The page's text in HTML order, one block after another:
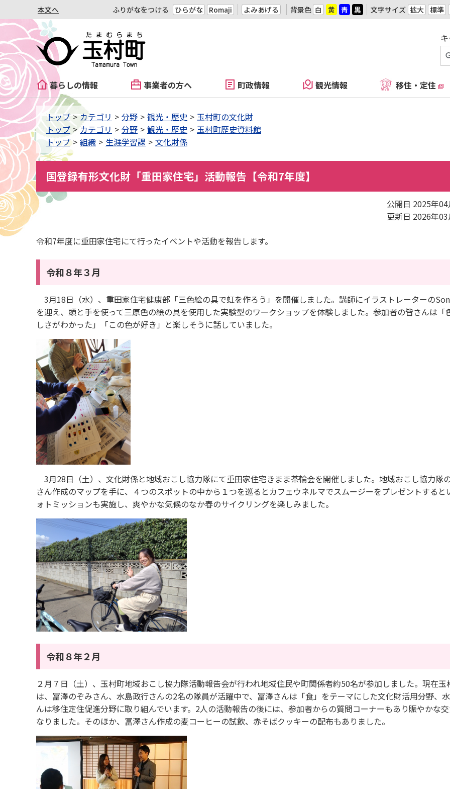
本文へ ふりがなをつける ひらがな Romaji よみあげる 背景色 白 黄 青 黒 文字サイズ 拡大 標準
暮らしの情報 事業者の方へ 町政情報 観光情報 移住・定住
トップ カテゴリ 分野 観光・歴史
玉村町の文化財
トップ
カテゴリ 分野 観光・歴史
玉村町歴史資料館
トップ
組織 生涯学習課 文化財係
国登録有形文化財「重田家住宅」活動報告【令和7年度】
公開日 2025年
更新日 2026年
令和7年度に重田家住宅にて行ったイベントや活動を報告します。
令和８年３月
3月18日（水）、重田家住宅健康部「三色絵の具で虹を作ろう」を開催しました。講師にイラストレーターの
を迎え、頭と手を使って三原色の絵の具を使用した実験型のワークショップを体験しました。参加者の皆さんは「
しさがわかった」「この色が好き」と楽しそうに話していました。
3月28日（土）、文化財係と地域おこし協力隊にて重田家住宅きまま茶輪会を開催しました。地域おこし協力隊
さん作成のマップを手に、４つのスポットの中から１つを巡るとカフェウネルマでスムージーをプレゼントすると
ォトミッションも実施し、爽やかな気候のなか春のサイクリングを楽しみました。
令和８年２月
２月７日（土）、玉村町地域おこし協力隊活動報告会が行われ地域住民や町関係者約50名が参加しました。現在玉
は、冨澤のぞみさん、水島政行さんの2名の隊員が活躍中で、冨澤さんは「食」をテーマにした文化財活用分野、
んは移住定住促進分野に取り組んでいます。2人の活動報告の後には、参加者からの質問コーナーもあり賑やかな
なりました。そのほか、冨澤さん作成の麦コーヒーの試飲、赤そばクッキーの配布もありました。